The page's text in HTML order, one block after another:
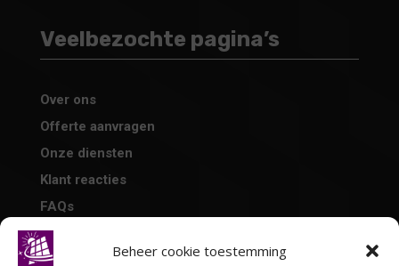
Beheer cookie toestemming
Veelbezochte pagina’s
Over ons
Offerte aanvragen
Onze diensten
Klant reacties
FAQs